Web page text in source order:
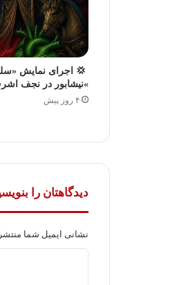
💢 اجرای نمایش
»نیشابور در نجف
۴ روز پیش
دیدگاهتان را
نشانی ایمیل شما